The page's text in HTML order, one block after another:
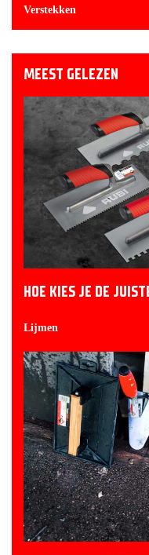
Verstekken
MEEST GELEZEN
HOE KIES JE DE
Lijmen